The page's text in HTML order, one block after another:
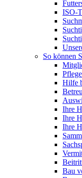
ISO-
So können
Hilfe
Ihre
Ihre
Ihre
Bau